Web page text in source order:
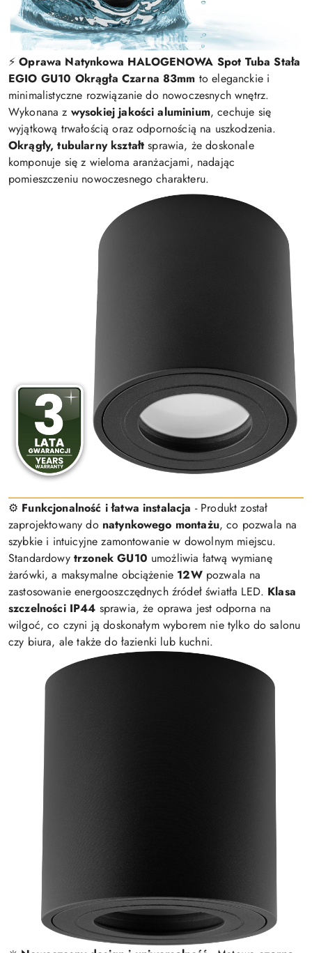
⚡️Oprawa Natynkowa HALOGENOWA Spot Tuba Stała
EGIO GU10 Okrągła Czarna 83mm to eleganckie i
minimalistyczne rozwiązanie do nowoczesnych wnętrz.
Wykonana z wysokiej jakości aluminium, cechuje się
wyjątkową trwałością oraz odpornością na uszkodzenia.
Okrągły, tubularny kształt sprawia, że doskonale
komponuje się z wieloma aranżacjami, nadając
pomieszczeniu nowoczesnego charakteru.
⚙️ Funkcjonalność i łatwa instalacja - Produkt został
zaprojektowany do natynkowego montażu, co pozwala na
szybkie i intuicyjne zamontowanie w dowolnym miejscu.
Standardowy trzonek GU10 umożliwia łatwą wymianę
żarówki, a maksymalne obciążenie 12Wpozwala na
zastosowanie energooszczędnych źródeł światła LED. Klasa
szczelności IP44 sprawia, że oprawa jest odporna na
wilgoć, co czyni ją doskonałym wyborem nie tylko do salonu
czy biura, ale także do łazienki lub kuchni.